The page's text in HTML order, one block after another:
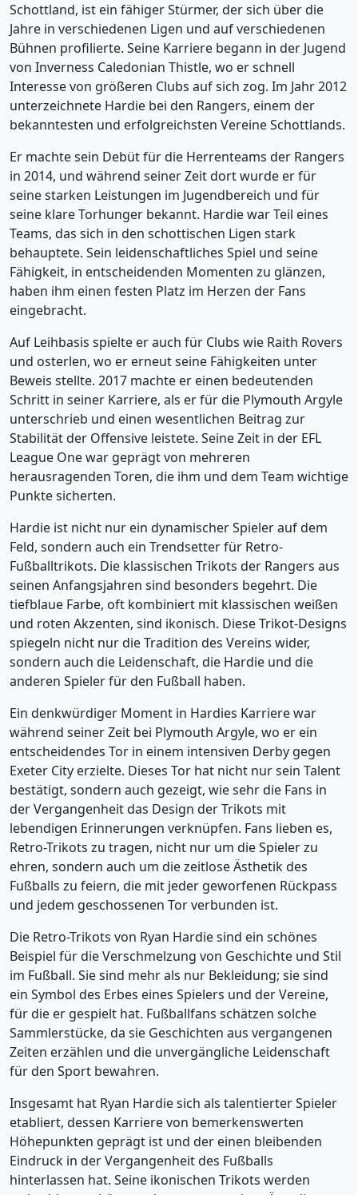
Schottland, ist ein fähiger Stürmer, der sich über die
Jahre in verschiedenen Ligen und auf verschiedenen
Bühnen profilierte. Seine Karriere begann in der Jugend
von Inverness Caledonian Thistle, wo er schnell
Interesse von größeren Clubs auf sich zog. Im Jahr 2012
unterzeichnete Hardie bei den Rangers, einem der
bekanntesten und erfolgreichsten Vereine Schottlands.
Er machte sein Debüt für die Herrenteams der Rangers
in 2014, und während seiner Zeit dort wurde er für
seine starken Leistungen im Jugendbereich und für
seine klare Torhunger bekannt. Hardie war Teil eines
Teams, das sich in den schottischen Ligen stark
behauptete. Sein leidenschaftliches Spiel und seine
Fähigkeit, in entscheidenden Momenten zu glänzen,
haben ihm einen festen Platz im Herzen der Fans
eingebracht.
Auf Leihbasis spielte er auch für Clubs wie Raith Rovers
und osterlen, wo er erneut seine Fähigkeiten unter
Beweis stellte. 2017 machte er einen bedeutenden
Schritt in seiner Karriere, als er für die Plymouth Argyle
unterschrieb und einen wesentlichen Beitrag zur
Stabilität der Offensive leistete. Seine Zeit in der EFL
League One war geprägt von mehreren
herausragenden Toren, die ihm und dem Team wichtige
Punkte sicherten.
Hardie ist nicht nur ein dynamischer Spieler auf dem
Feld, sondern auch ein Trendsetter für Retro-
Fußballtrikots. Die klassischen Trikots der Rangers aus
seinen Anfangsjahren sind besonders begehrt. Die
tiefblaue Farbe, oft kombiniert mit klassischen weißen
und roten Akzenten, sind ikonisch. Diese Trikot-Designs
spiegeln nicht nur die Tradition des Vereins wider,
sondern auch die Leidenschaft, die Hardie und die
anderen Spieler für den Fußball haben.
Ein denkwürdiger Moment in Hardies Karriere war
während seiner Zeit bei Plymouth Argyle, wo er ein
entscheidendes Tor in einem intensiven Derby gegen
Exeter City erzielte. Dieses Tor hat nicht nur sein Talent
bestätigt, sondern auch gezeigt, wie sehr die Fans in
der Vergangenheit das Design der Trikots mit
lebendigen Erinnerungen verknüpfen. Fans lieben es,
Retro-Trikots zu tragen, nicht nur um die Spieler zu
ehren, sondern auch um die zeitlose Ästhetik des
Fußballs zu feiern, die mit jeder geworfenen Rückpass
und jedem geschossenen Tor verbunden ist.
Die Retro-Trikots von Ryan Hardie sind ein schönes
Beispiel für die Verschmelzung von Geschichte und Stil
im Fußball. Sie sind mehr als nur Bekleidung; sie sind
ein Symbol des Erbes eines Spielers und der Vereine,
für die er gespielt hat. Fußballfans schätzen solche
Sammlerstücke, da sie Geschichten aus vergangenen
Zeiten erzählen und die unvergängliche Leidenschaft
für den Sport bewahren.
Insgesamt hat Ryan Hardie sich als talentierter Spieler
etabliert, dessen Karriere von bemerkenswerten
Höhepunkten geprägt ist und der einen bleibenden
Eindruck in der Vergangenheit des Fußballs
hinterlassen hat. Seine ikonischen Trikots werden